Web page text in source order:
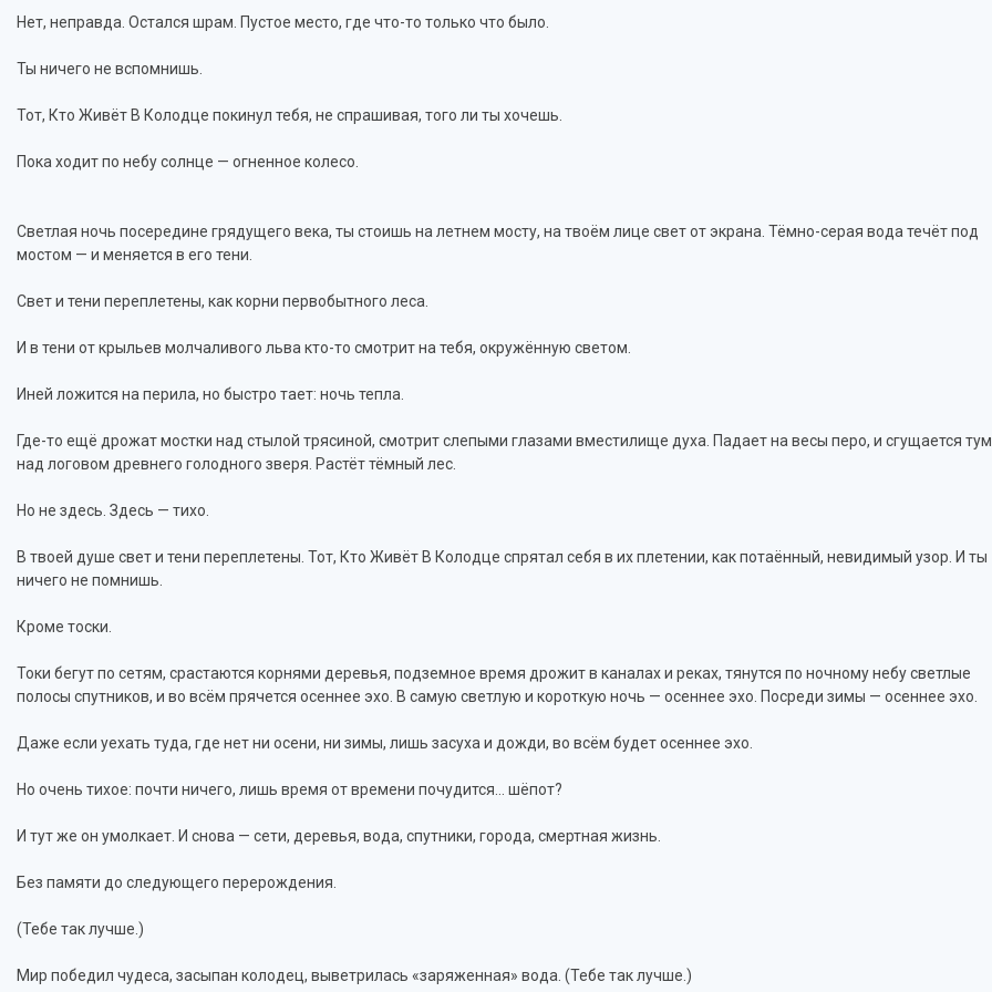
Нет, неправда. Остался шрам. Пустое место, где что-то только что было.
Ты ничего не вспомнишь.
Тот, Кто Живёт В Колодце покинул тебя, не спрашивая, того ли ты хочешь.
Пока ходит по небу солнце — огненное колесо.
Светлая ночь посередине грядущего века, ты стоишь на летнем мосту, на твоём лице свет от экрана. Тёмно-серая вода течёт под
мостом — и меняется в его тени.
Свет и тени переплетены, как корни первобытного леса.
И в тени от крыльев молчаливого льва кто-то смотрит на тебя, окружённую светом.
Иней ложится на перила, но быстро тает: ночь тепла.
Где-то ещё дрожат мостки над стылой трясиной, смотрит слепыми глазами вместилище духа. Падает на весы перо, и сгущается
над логовом древнего голодного зверя. Растёт тёмный лес.
Но не здесь. Здесь — тихо.
В твоей душе свет и тени переплетены. Тот, Кто Живёт В Колодце спрятал себя в их плетении, как потаённый, невидимый узор. И ты
ничего не помнишь.
Кроме тоски.
Токи бегут по сетям, срастаются корнями деревья, подземное время дрожит в каналах и реках, тянутся по ночному небу светлые
полосы спутников, и во всём прячется осеннее эхо. В самую светлую и короткую ночь — осеннее эхо. Посреди зимы — осеннее эхо.
Даже если уехать туда, где нет ни осени, ни зимы, лишь засуха и дожди, во всём будет осеннее эхо.
Но очень тихое: почти ничего, лишь время от времени почудится… шёпот?
И тут же он умолкает. И снова — сети, деревья, вода, спутники, города, смертная жизнь.
Без памяти до следующего перерождения.
(Тебе так лучше.)
Мир победил чудеса, засыпан колодец, выветрилась «заряженная» вода. (Тебе так лучше.)